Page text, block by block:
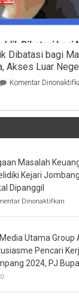
Dibatasi bagi
Akses Luar
Komentar
Masalah
Kejari
Dipanggil
Dinonaktifkanpada
KPRI
Utama Group
Pencari
2024, PJ
0